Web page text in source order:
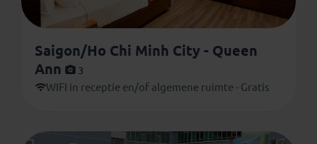
Saigon/Ho Chi Minh City - Queen
Ann
3
WIFI in receptie en/of algemene ruimte - Gratis